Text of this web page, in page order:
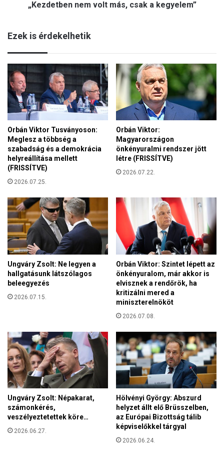
l
y
s
z
e
v
e
z
e
t
A
d
o
m
n
y
p
o
n
t
j
a
a
B
l
i
k
á
n
á
l
m
m
á
s
,
c
s
a
k
a
k
g
y
e
l
e
m
”
„Kezdetben nem volt más, csak a kegyelem”
Ezek is érdekelhetik
Orbán Viktor Tusványoson:
Meglesz a többség a
szabadság és a demokrácia
helyreállítása mellett
(FRISSÍTVE)
2026.07.25.
Orbán Viktor:
Magyarországon
önkényuralmi rendszer jött
létre (FRISSÍTVE)
2026.07.22.
Ungváry Zsolt: Ne legyen a
hallgatásunk látszólagos
beleegyezés
2026.07.15.
Orbán Viktor: Szintet lépett az
önkényuralom, már akkor is
elvisznek a rendőrök, ha
kritizálni mered a
miniszterelnököt
2026.07.08.
Ungváry Zsolt: Népakarat,
számonkérés,
veszélyeztetettek köre…
2026.06.27.
Hölvényi György: Abszurd
helyzet állt elő Brüsszelben,
az Európai Bizottság tálib
képviselőkkel tárgyal
2026.06.24.